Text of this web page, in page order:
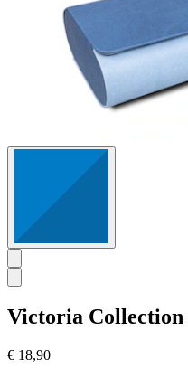
Victoria Collection
€ 18,90